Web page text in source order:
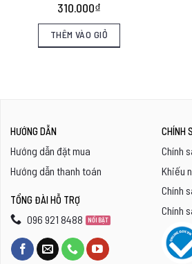
310.000₫
THÊM VÀO GIỎ
HƯỚNG DẪN
Hướng dẫn đặt mua
Hướng dẫn thanh toán
TỔNG ĐÀI HỖ TRỢ
096 921 8488
CHÍNH
Chính
Khiếu
Chính
Chính